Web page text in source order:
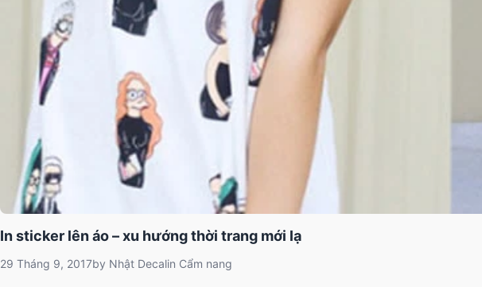
In sticker lên áo – xu hướng thời trang mới lạ
29 Tháng 9, 2017by Nhật Decalin Cẩm nang